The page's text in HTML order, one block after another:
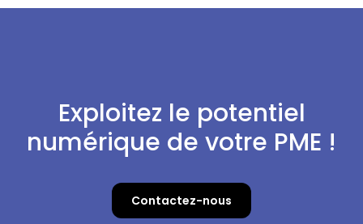
Exploitez le potentiel
numérique de votre PME !
Contactez-nous